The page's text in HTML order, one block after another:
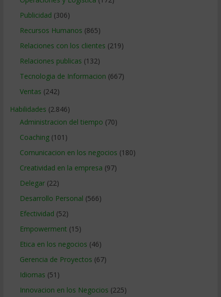
Publicidad (306)
Recursos Humanos (865)
Relaciones con los clientes (219)
Relaciones publicas (132)
Tecnologia de Informacion (667)
Ventas (242)
Habilidades (2.846)
Administracion del tiempo (70)
Coaching(101)
Comunicacion en los negocios (180)
Creatividad en la empresa (97)
Delegar(22)
Desarrollo Personal (566)
Efectividad (52)
Empowerment (15)
Etica en los negocios (46)
Gerencia de Proyectos (67)
Idiomas (51)
Innovacion en los Negocios (225)